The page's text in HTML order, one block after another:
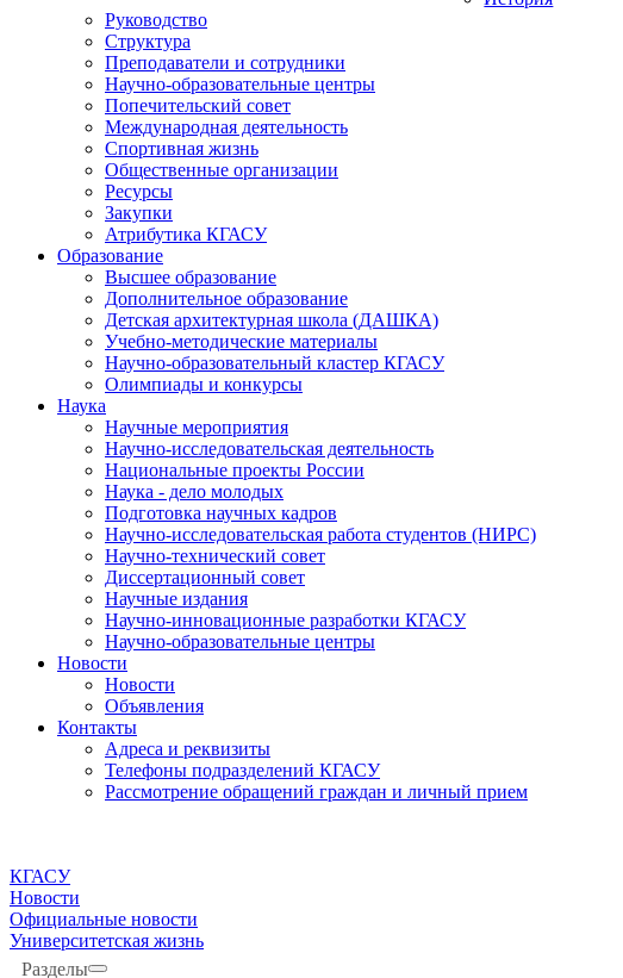
Руководство
Структура
Преподаватели и сотрудники
Научно-образовательные центры
Попечительский совет
Международная деятельность
Спортивная жизнь
Общественные организации
Ресурсы
Закупки
Атрибутика КГАСУ
Образование
Высшее образование
Дополнительное образование
Детская архитектурная школа (ДАШКА)
Учебно-методические материалы
Научно-образовательный кластер КГАСУ
Олимпиады и конкурсы
Наука
Научные мероприятия
Научно-исследовательская деятельность
Национальные проекты России
Наука - дело молодых
Подготовка научных кадров
Научно-исследовательская работа студентов (НИРС)
Научно-технический совет
Диссертационный совет
Научные издания
Научно-инновационные разработки КГАСУ
Научно-образовательные центры
Новости
Новости
Объявления
Контакты
Адреса и реквизиты
Телефоны подразделений КГАСУ
Рассмотрение обращений граждан и личный прием
КГАСУ
Новости
Официальные новости
Университетская жизнь
Разделы